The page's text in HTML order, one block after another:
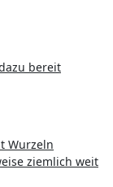
bereit
Wurzeln
ziemlich weit